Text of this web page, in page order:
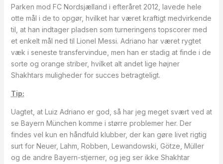
Parken mod FC Nordsjælland i efteråret 2012, lavede hele
otte mål i de to opgør, hvilket har været kraftigt medvirkende
til, at han indtager pladsen som turneringens topscorer med
et enkelt mål ned til Lionel Messi. Adriano har været rygtet
væk i seneste transfervindue, men han er stadig at finde i de
sorte og orange striber, hvilket alt andet lige højner
Shakhtars muligheder for succes betragteligt.
Tip:
Uagtet, at Luiz Adriano er god, så har jeg meget svært ved at
se Bayern München komme i større problemer her. Der
findes vel kun en håndfuld klubber, der kan gøre livet rigtig
surt for Neuer, Lahm, Robben, Lewandowski, Götze, Müller
og de andre Bayern-stjerner, og jeg ser ikke Shakhtar